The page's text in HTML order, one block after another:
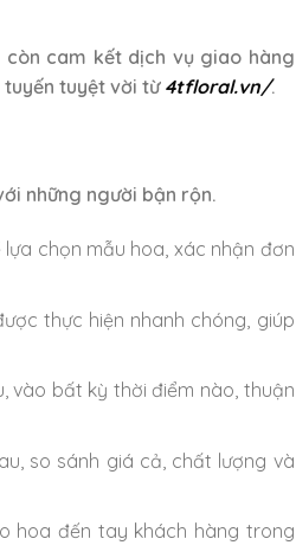
cam kết dịch vụ giao hàng
tuyệt vời từ4tfloral.vn/.
những người bận rộn.
chọn mẫu hoa, xác nhận đơn
thực hiện nhanh chóng, giúp
bất kỳ thời điểm nào, thuận
so sánh giá cả, chất lượng và
hoa đến tay khách hàng trong